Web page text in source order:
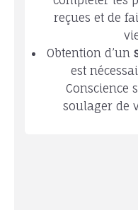
reçues et de
Obtention d’un
est
Conscience
soulager de